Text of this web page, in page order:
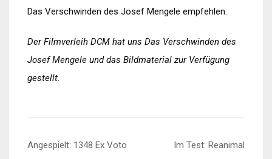
Das Verschwinden des Josef Mengele empfehlen.
Der Filmverleih DCM hat uns Das Verschwinden des
Josef Mengele und das Bildmaterial zur Verfügung
gestellt.
Beitragsnavigation
Angespielt: 1348 Ex Voto Im Test: Reanimal